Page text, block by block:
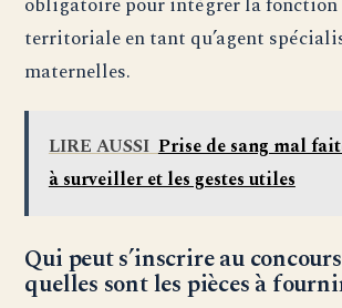
territoriale en tant qu’agent
maternelles.
LIRE AUSSI Prise de sang mal
à surveiller et les gestes utiles
Qui peut s’inscrire au
quelles sont les pièces à